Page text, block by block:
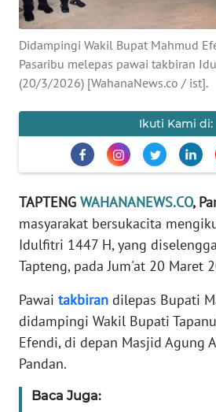
Didampingi Wakil Bupat Mahmud
Pasaribu melepas pawai takbiran
(20/3/2026) [WahanaNews.co / ist].
Ikuti Kami di:
TAPTENG WAHANANEWS.CO,
masyarakat bersukacita
Idulfitri 1447 H, yang
Tapteng, pada Jum'at 20 Maret
Pawai takbiran dilepas Bupati
didampingi Wakil Bupati
Efendi, di depan Masjid Agung
Pandan.
Baca Juga:
INFO
IKLAN
TENTANG
KAMI
MEDIA
REDAKSI
KARIR
Wahana
News
WN